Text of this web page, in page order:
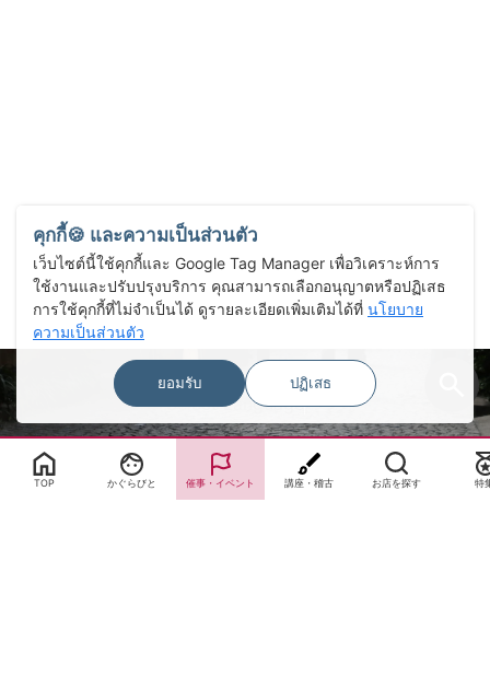
Select Language▼
TOP かぐらびと 催事・イベント 講座・稽古 お店を探す 特
คุกกี้🍪 และความเป็นส่วนตัว
เว็บไซต์นี้ใช้คุกกี้และ Google Tag Manager เพื่อวิเคราะห์การ
ใช้งานและปรับปรุงบริการ คุณสามารถเลือกอนุญาตหรือปฏิเสธ
การใช้คุกกี้ที่ไม่จำเป็นได้ ดูรายละเอียดเพิ่มเติมได้ที่ นโยบาย
ความเป็นส่วนตัว
ยอมรับ ปฏิเสธ